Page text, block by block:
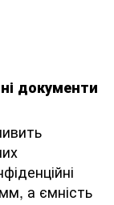
документи
а ємність